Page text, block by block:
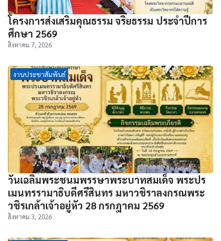
โครงการส่งเสริมคุณธรรม จริยธรรม ประจำปีการ
ศึกษา 2569
สิงหาคม 7, 2026
งานประชาสัมพันธ์
วันเฉลิมพระชนมพรรษาพระบาทสมเด็จ พระปร
เมนทรรามาธิบดีศรีสินทร มหาวชิราลงกรณพระ
วชิรเกล้าเจ้าอยู่หัว 28 กรกฎาคม 2569
สิงหาคม 3, 2026